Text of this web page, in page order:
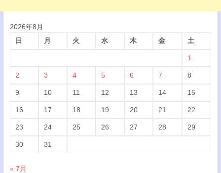
2026年8月
日
月 火 水 木 金 土
1
2 3 4 5 6 7 8
9 10 11 12 13 14 15
16 17 18 19 20 21 22
23 24 25 26 27 28 29
30 31
« 7月